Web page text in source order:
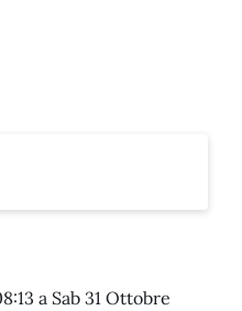
a Sab 31 Ottobre